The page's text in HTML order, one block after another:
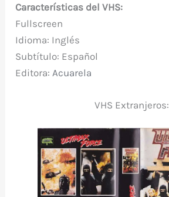
Características del VHS:
Fullscreen
Idioma: Inglés
Subtítulo: Español
Editora: Acuarela
VHS Extranjeros: